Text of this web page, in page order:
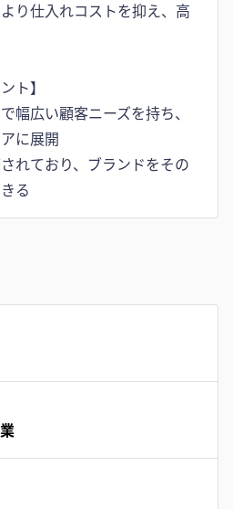
り仕入れコストを抑え、高
ト】
幅広い顧客ニーズを持ち、
に展開
れており、ブランドをその
る